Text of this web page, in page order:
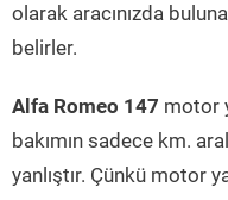
olarak aracınızda
belirler.
Alfa Romeo 147 motor
bakımın sadece km.
yanlıştır. Çünkü motor